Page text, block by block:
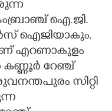
ഐ.ജി.
ഐജിയാകും.
എറണാകുളം
കണ്ണൂർ റേഞ്ച്
സിറ്റി